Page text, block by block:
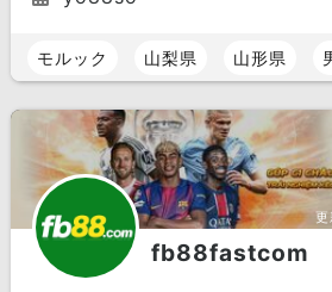
モルック 山梨県 山形県
fb88fastcom